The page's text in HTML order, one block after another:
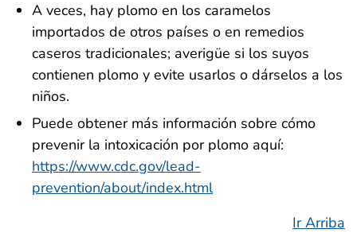
A veces, hay plomo en los caramelos
importados de otros países o en remedios
caseros tradicionales; averigüe si los suyos
contienen plomo y evite usarlos o dárselos a los
niños.
Puede obtener más información sobre cómo
prevenir la intoxicación por plomo aquí:
https://www.cdc.gov/lead-
prevention/about/index.html
Ir Arriba